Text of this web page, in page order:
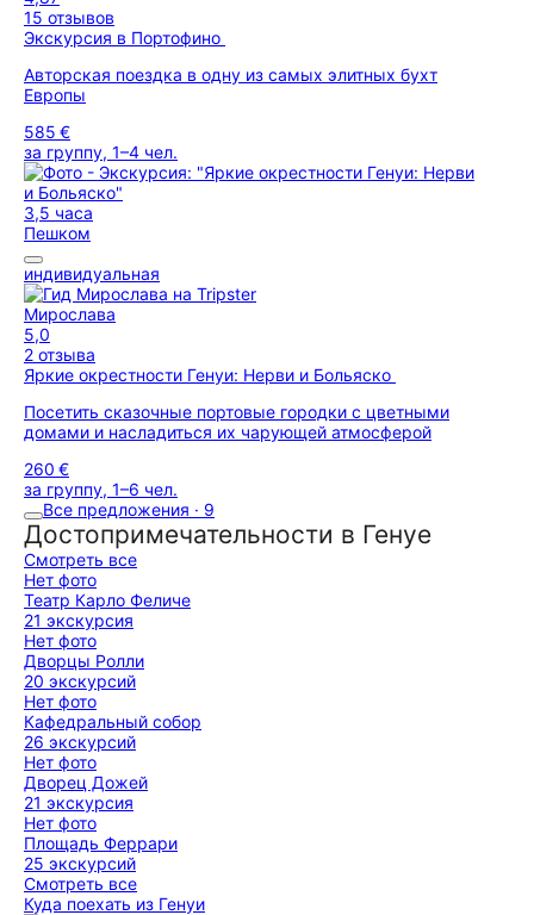
15 отзывов
Экскурсия в Портофино
Авторская поездка в одну из самых элитных бухт
Европы
585 €
за группу, 1–4 чел.
3,5 часа
Пешком
индивидуальная
Мирослава
5,0
2 отзыва
Яркие окрестности Генуи: Нерви и Больяско
Посетить сказочные портовые городки с цветными
домами и насладиться их чарующей атмосферой
260 €
за группу, 1–6 чел.
Все предложения · 9
Достопримечательности в Генуе
Смотреть все
Нет фото
Театр Карло Феличе
21 экскурсия
Нет фото
Дворцы Ролли
20 экскурсий
Нет фото
Кафедральный собор
26 экскурсий
Нет фото
Дворец Дожей
21 экскурсия
Нет фото
Площадь Феррари
25 экскурсий
Смотреть все
Куда поехать из Генуи